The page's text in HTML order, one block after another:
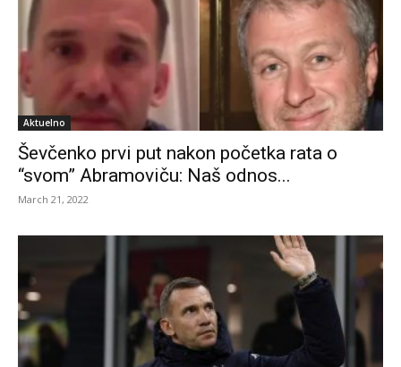
Aktuelno
Ševčenko prvi put nakon početka rata o
“svom” Abramoviču: Naš odnos...
March 21, 2022